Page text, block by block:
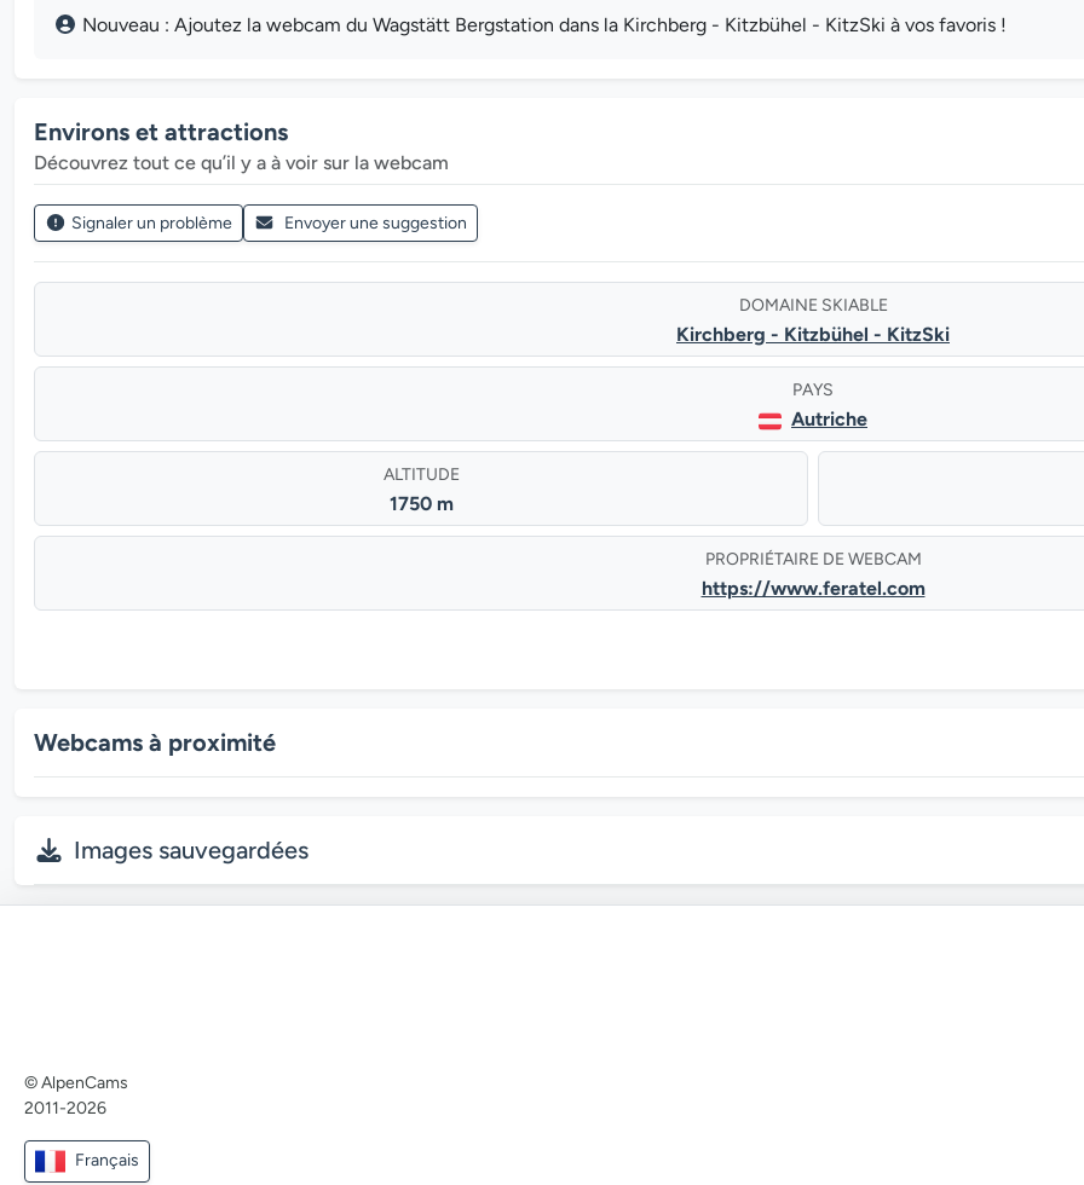
Nouveau : Ajoutez la webcam du Wagstätt Bergstation dans la Kirchberg - Kitzbühel - KitzSki à vos favoris !
Environs et attractions
Découvrez tout ce qu’il y a à voir sur la webcam
Signaler un problème Envoyer une suggestion
DOMAINE SKIABLE
Kirchberg - Kitzbühel - KitzSki
PAYS
Autriche
ALTITUDE
1750 m
PROPRIÉTAIRE DE WEBCAM
https://www.feratel.com
Webcams à proximité
Images sauvegardées
© AlpenCams
2011-2026
Français